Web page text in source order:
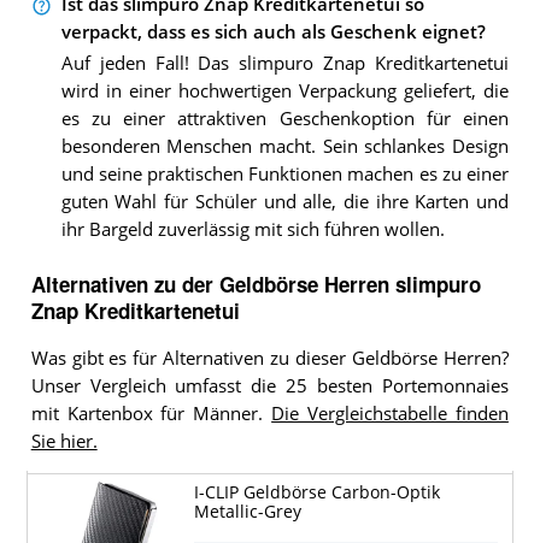
Ist das slimpuro Znap Kreditkartenetui so
verpackt, dass es sich auch als Geschenk eignet?
Auf jeden Fall! Das slimpuro Znap Kreditkartenetui
wird in einer hochwertigen Verpackung geliefert, die
es zu einer attraktiven Geschenkoption für einen
besonderen Menschen macht. Sein schlankes Design
und seine praktischen Funktionen machen es zu einer
guten Wahl für Schüler und alle, die ihre Karten und
ihr Bargeld zuverlässig mit sich führen wollen.
Alternativen zu der Geldbörse Herren slimpuro
Znap Kreditkartenetui
Was gibt es für Alternativen zu dieser Geldbörse Herren?
Unser Vergleich umfasst die 25 besten Portemonnaies
mit Kartenbox für Männer. Die Vergleichstabelle finden
Sie hier.
I-CLIP Geldbörse Carbon-Optik
Metallic-Grey